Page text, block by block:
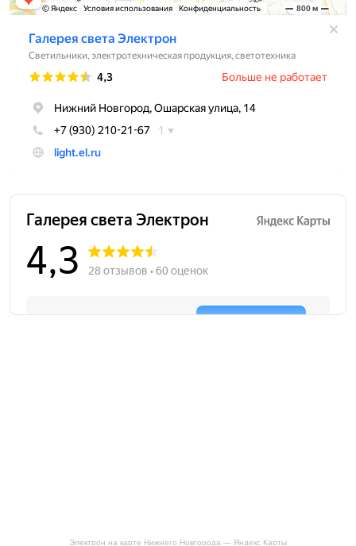
Электрон на карте Нижнего Новгорода — Яндекс Карты